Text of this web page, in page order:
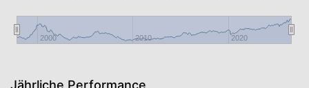
2000 2010 2020
Jährliche Performance